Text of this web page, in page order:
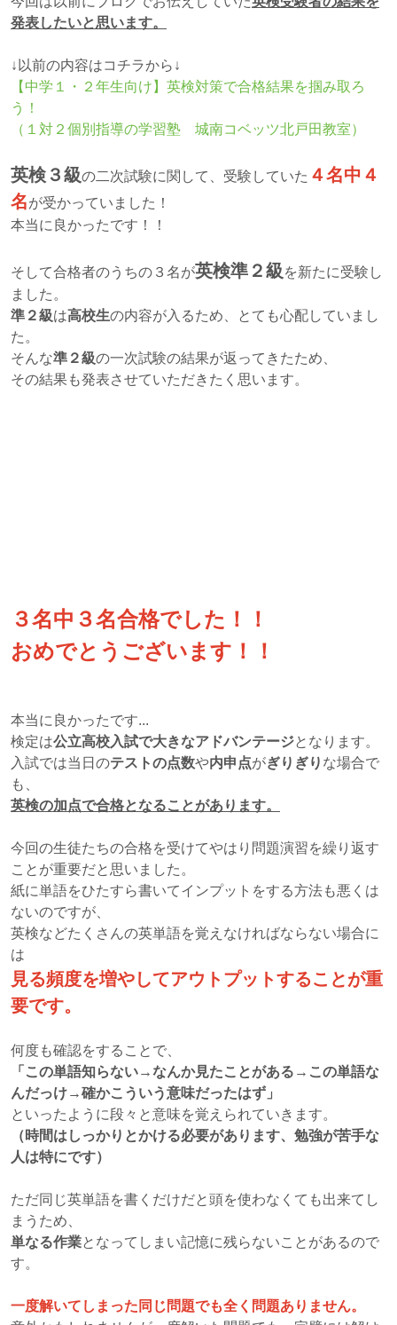
発表したいと思います。
↓以前の内容はコチラから↓
【中学１・２年生向け】英検対策で合格結果を掴み取ろ
う！
（１対２個別指導の学習塾 城南コベッツ北戸田教室）
英検３級の二次試験に関して、受験していた ４名中４
名が受かっていました！
本当に良かったです！！
そして合格者のうちの３名が英検準２級 を新たに受験し
ました。
準２級は高校生の内容が入るため、とても心配していまし
た。
そんな準２級の一次試験の結果が返ってきたため、
その結果も発表させていただきたく思います。
３名中３名合格でした！！
おめでとうございます！！
本当に良かったです...
検定は公立高校入試で大きなアドバンテージとなります。
入試では当日のテストの点数や内申点がぎりぎり な場合で
も、
英検の加点で合格となることがあります。
今回の生徒たちの合格を受けてやはり問題演習を繰り返す
ことが重要だと思いました。
紙に単語をひたすら書いてインプットをする方法も悪くは
ないのですが、
英検などたくさんの英単語を覚えなければならない場合に
は
見る頻度を増やしてアウトプットすることが重
要です。
何度も確認をすることで、
「この単語知らない→なんか見たことがある→この単語な
んだっけ→確かこういう意味だったはず」
といったように段々と意味を覚えられていきます。
（時間はしっかりとかける必要があります、勉強が苦手な
人は特にです）
ただ同じ英単語を書くだけだと頭を使わなくても出来てし
まうため、
単なる作業となってしまい記憶に残らないことがあるので
す。
一度解いてしまった同じ問題でも全く問題ありません。